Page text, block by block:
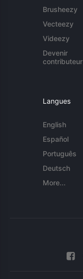
Brusheezy
Vecteezy
Videezy
Devenir
contributeur
Langues
English
Español
Português
Deutsch
More...